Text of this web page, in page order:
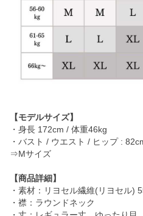
【モデルサイズ】
・身長 172cm / 体重46kg
・バスト / ウエスト / ヒップ :
⇒Mサイズ
【商品詳細】
・素材：リヨセル繊維(リヨセル)
・襟：ラウンドネック